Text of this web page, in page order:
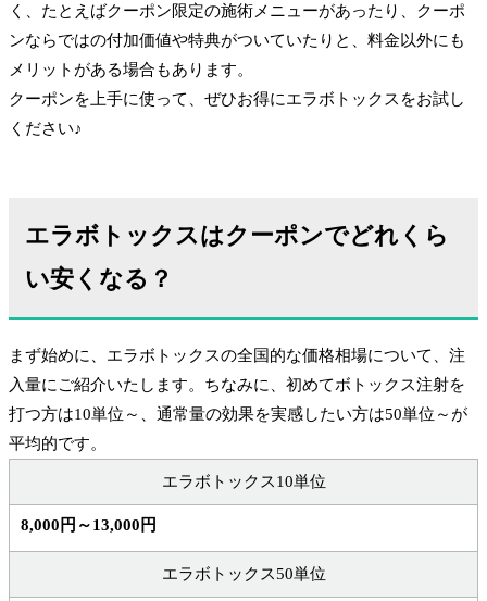
く、たとえばクーポン限定の施術メニューがあったり、クーポ
ンならではの付加価値や特典がついていたりと、料金以外にも
メリットがある場合もあります。
クーポンを上手に使って、ぜひお得にエラボトックスをお試し
ください♪
エラボトックスはクーポンでどれくら
い安くなる？
まず始めに、エラボトックスの全国的な価格相場について、注
入量にご紹介いたします。ちなみに、初めてボトックス注射を
打つ方は10単位～、通常量の効果を実感したい方は50単位～が
平均的です。
エラボトックス10単位
8,000円～13,000円
エラボトックス50単位